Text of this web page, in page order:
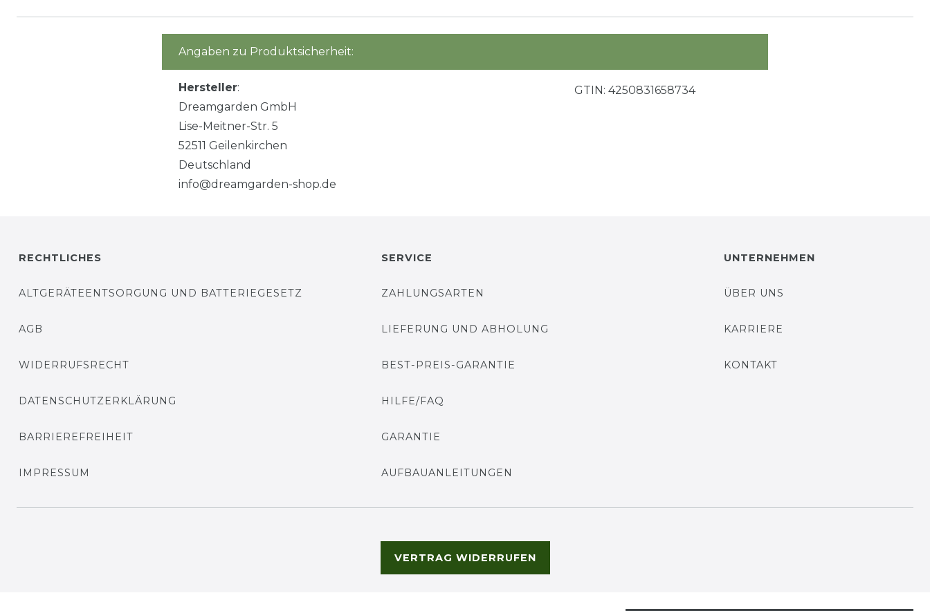
Angaben zu Produktsicherheit:
Hersteller:
Dreamgarden GmbH
Lise-Meitner-Str. 5
52511 Geilenkirchen
Deutschland
info@dreamgarden-shop.de
GTIN: 4250831658734
RECHTLICHES
ALTGERÄTEENTSORGUNG UND BATTERIEGESETZ
AGB
WIDERRUFSRECHT
DATENSCHUTZERKLÄRUNG
BARRIEREFREIHEIT
IMPRESSUM
SERVICE
ZAHLUNGSARTEN
LIEFERUNG UND ABHOLUNG
BEST-PREIS-GARANTIE
HILFE/FAQ
GARANTIE
AUFBAUANLEITUNGEN
UNTERNEHMEN
ÜBER UNS
KARRIERE
KONTAKT
VERTRAG WIDERRUFEN